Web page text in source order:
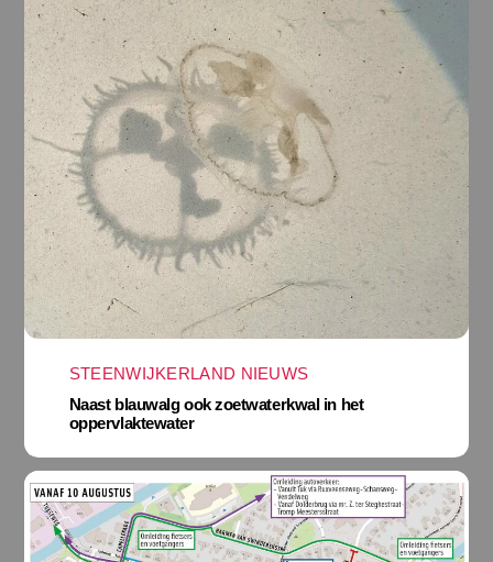
STEENWIJKERLAND NIEUWS
Naast blauwalg ook zoetwaterkwal in het
oppervlaktewater